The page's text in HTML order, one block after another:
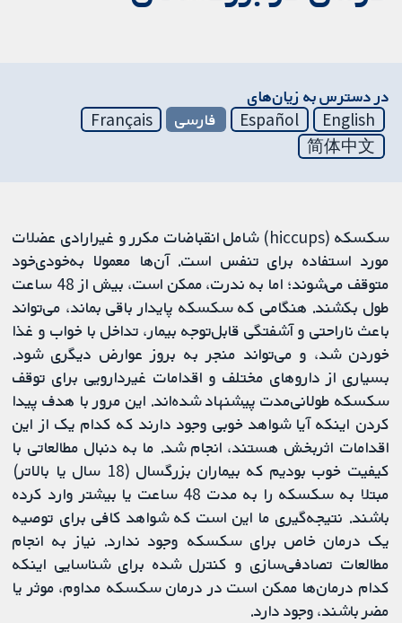
در دسترس به زیان‌های
English
Español فارسی
Français
简体中文
سکسکه (hiccups) شامل انقباضات مکرر و غیرارادی عضلات
مورد استفاده برای تنفس است. آن‌ها معمولا به‌خودی‌خود
متوقف می‌شوند؛ اما به ندرت، ممکن است، بیش از 48 ساعت
طول بکشند. هنگامی که سکسکه پایدار باقی بماند، می‌تواند
باعث ناراحتی و آشفتگی قابل‌توجه بیمار، تداخل با خواب و غذا
خوردن شد‌، و می‌تواند منجر به بروز عوارض دیگری شود.
بسیاری از داروهای مختلف و اقدامات غیردارویی برای توقف
سکسکه طولانی‌مدت پیشنهاد شده‌اند. این مرور با هدف پیدا
کردن اینکه آیا شواهد خوبی وجود دارند که کدام یک از این
اقدامات اثربخش هستند، انجام شد. ما به دنبال مطالعاتی با
کیفیت خوب بودیم که بیماران بزرگسال (18 سال یا بالاتر)
مبتلا به سکسکه را به مدت 48 ساعت یا بیشتر وارد کرده
باشند. نتیجه‌گیری ما این است که شواهد کافی برای توصیه
یک درمان خاص برای سکسکه وجود ندارد. نیاز به انجام
مطالعات تصادفی‌سازی و کنترل شده برای شناسایی اینکه
کدام درمان‌ها ممکن است در درمان سکسکه مداوم، موثر یا
مضر باشند، وجود دارد.